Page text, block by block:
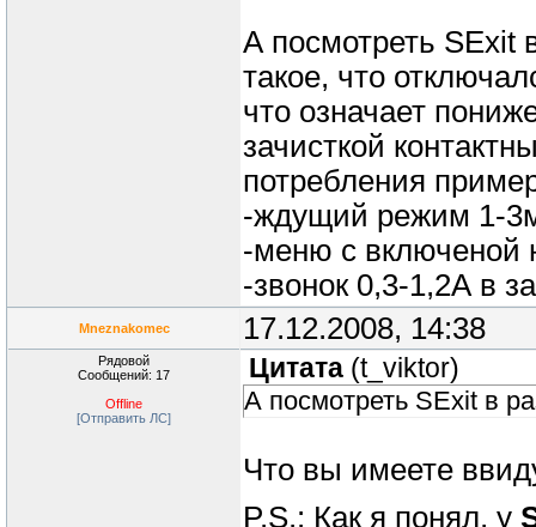
А посмотреть SExit
такое, что
что означает
зачисткой
потребления
-ждущий режим 1-
-меню с включеной
-звонок 0,3-1,2А в
Mneznakomec 17.12.2008, 14:38
Рядовой
Сообщений: 17
Offline
[Отправить ЛС]
Цитата (t_viktor)
А посмотреть SExit в
Что вы имеете
P.S.: Как я понял, у